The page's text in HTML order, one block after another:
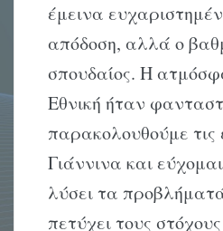
έμεινα
απόδοση, αλλά ο
σπουδαίος. H
Eθνική ήταν
παρακολουθούμε τις
Γιάννινα και
λύσει τα
πετύχει τους